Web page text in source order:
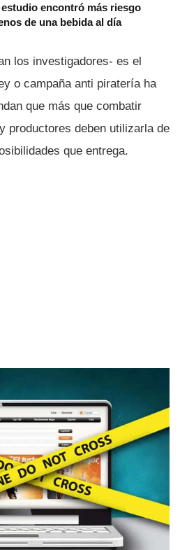
encontró más riesgo
de una bebida al día
los investigadores- es el
o campaña anti piraterí­a ha
que más que combatir
productores deben utilizarla de
que entrega.